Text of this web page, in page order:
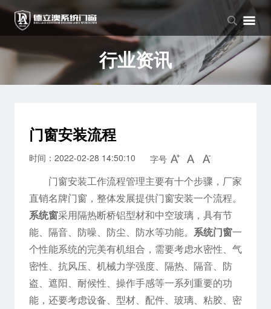
品牌中心
品牌介绍
企业文化
产品中心
窗系列
门系列
新闻中心
公司新闻
行业资讯
行业资讯
门窗安装流程
时间：2022-02-28 14:50:10 字号
门窗安装工作流程管理主要有十个步骤，厂家
直销名牌门窗，整体发展提供门窗安装一个流程。
系统窗采用隔热断桥铝型材和中空玻璃，具有节
能、隔音、防噪、防尘、防水等功能。
系统门窗一
个性能系统的完美有机组合，需要考虑水密性、气
密性、抗风压、机械力学强度、隔热、隔音、防
盗、遮阳、耐候性、操作手感等一系列重要的功
能，还要考虑设备、型材、配件、玻璃、粘胶、密